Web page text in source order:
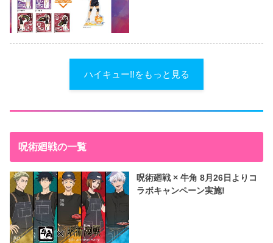
ハイキュー!!をもっと見る
呪術廻戦の一覧
呪術廻戦 × 牛角 8月26日よりコ
ラボキャンペーン実施!